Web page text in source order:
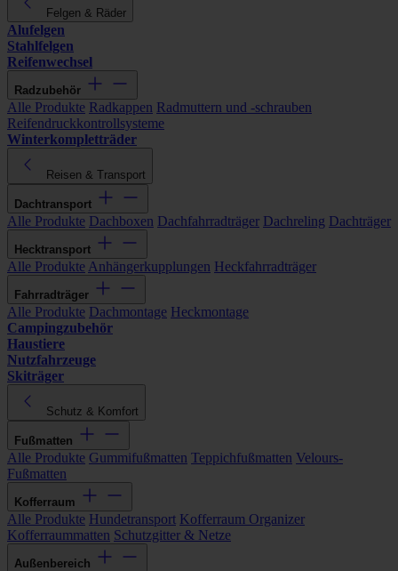
Felgen & Räder
Alufelgen
Stahlfelgen
Reifenwechsel
Radzubehör
Alle Produkte Radkappen Radmuttern und -schrauben
Reifendruckkontrollsysteme
Winterkompletträder
Reisen & Transport
Dachtransport
Alle Produkte Dachboxen Dachfahrradträger Dachreling Dachträger
Hecktransport
Alle Produkte Anhängerkupplungen Heckfahrradträger
Fahrradträger
Alle Produkte Dachmontage Heckmontage
Campingzubehör
Haustiere
Nutzfahrzeuge
Skiträger
Schutz & Komfort
Fußmatten
Alle Produkte Gummifußmatten Teppichfußmatten Velours-
Fußmatten
Kofferraum
Alle Produkte Hundetransport Kofferraum Organizer
Kofferraummatten Schutzgitter & Netze
Außenbereich